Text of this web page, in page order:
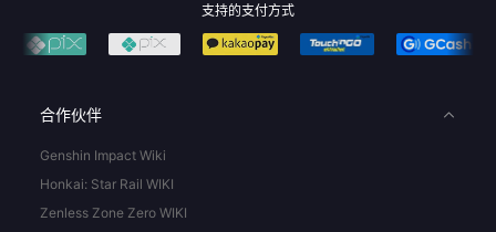
支持的支付方式
合作伙伴
Genshin Impact Wiki
Honkai: Star Rail WIKI
Zenless Zone Zero WIKI